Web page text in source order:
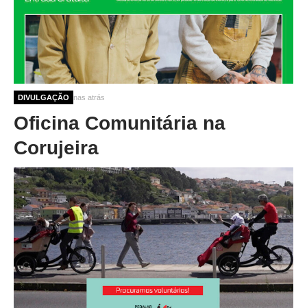
DIVULGAÇÃO
10 meses 2 semanas atrás
Oficina Comunitária na
Corujeira